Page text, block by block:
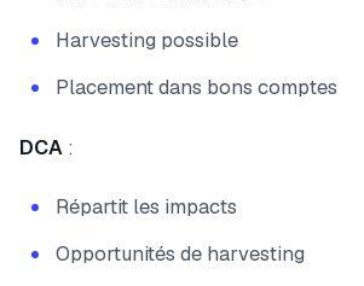
Harvesting possible
Placement dans bons comptes
DCA :
Répartit les impacts
Opportunités de harvesting